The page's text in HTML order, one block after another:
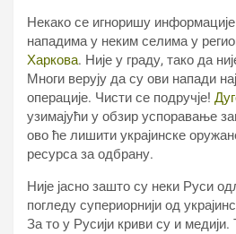
Некако се игноришу информације
нападима у неким селима у
Харкова. Није у граду, тако да
Многи верују да су ови напади
операције. Чисти се подручје!
узимајући у обзир успоравање
ово ће лишити украјинске
ресурса за одбрану.
Није јасно зашто су неки Руси
погледу супериорнији од
За то у Русији криви су и